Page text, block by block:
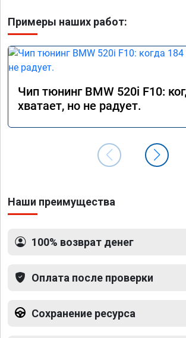
Примеры наших работ:
Чип тюнинг BMW 520i F10:
хватает, но не радует.
Наши преимущества
100% возврат денег
Оплата после проверки
Сохранение ресурса